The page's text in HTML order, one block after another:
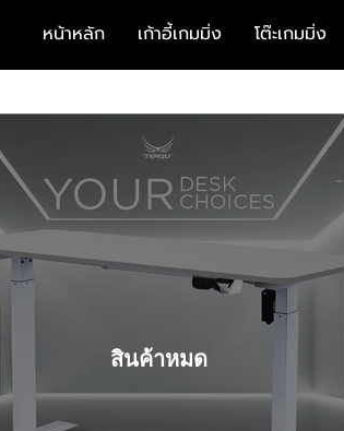
หน้าหลัก เก้าอี้เกมมิ่ง โต๊ะเกมมิ่ง
สินค้าหมด